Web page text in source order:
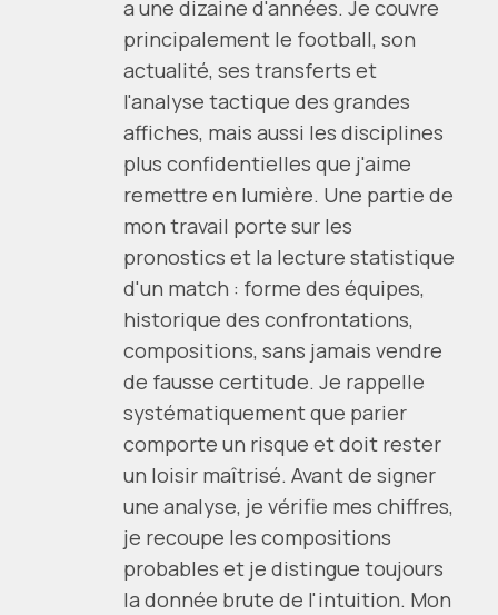
a une dizaine d'années. Je couvre
principalement le football, son
actualité, ses transferts et
l'analyse tactique des grandes
affiches, mais aussi les disciplines
plus confidentielles que j'aime
remettre en lumière. Une partie de
mon travail porte sur les
pronostics et la lecture statistique
d'un match : forme des équipes,
historique des confrontations,
compositions, sans jamais vendre
de fausse certitude. Je rappelle
systématiquement que parier
comporte un risque et doit rester
un loisir maîtrisé. Avant de signer
une analyse, je vérifie mes chiffres,
je recoupe les compositions
probables et je distingue toujours
la donnée brute de l'intuition. Mon